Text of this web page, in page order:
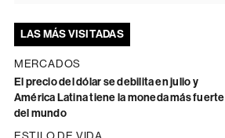
LAS MÁS VISITADAS
MERCADOS
El precio del dólar se debilita en julio y
América Latina tiene la moneda más fuerte
del mundo